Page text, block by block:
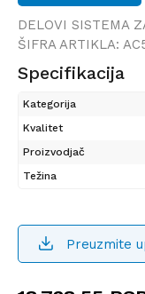
DELOVI SISTEMA
ŠIFRA ARTIKLA:
Specifikacija
Kategorija
Kvalitet
Proizvodjač
Težina
Preuzmite